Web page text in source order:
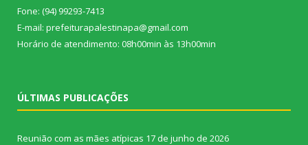
Fone: (94) 99293-7413
E-mail: prefeiturapalestinapa@gmail.com
Horário de atendimento: 08h00min às 13h00min
ÚLTIMAS PUBLICAÇÕES
Reunião com as mães atípicas 17 de junho de 2026